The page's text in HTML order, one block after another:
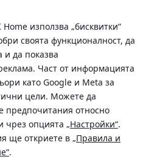
използва „бисквитки“
своята функционалност, да
и да показва
Част от информацията
като Google и Meta за
цели. Можете да
предпочитания относно
чрез опцията „Настройки“.
ще откриете в „Правила и
.
No. 5, София 1036